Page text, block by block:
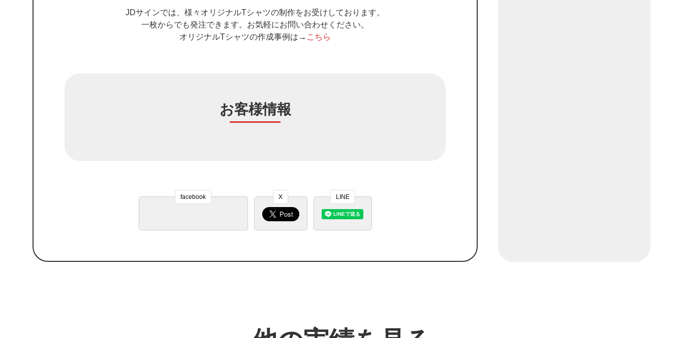
JDサインでは、様々オリジナルTシャツの制作をお受けしております。
一枚からでも発注できます。お気軽にお問い合わせください。
オリジナルTシャツの作成事例は→ こちら
お客様情報
facebook X LINE